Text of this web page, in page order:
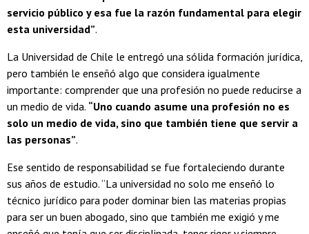
servicio público y esa fue la razón fundamental para elegir
esta universidad”.
La Universidad de Chile le entregó una sólida formación jurídica,
pero también le enseñó algo que considera igualmente
importante: comprender que una profesión no puede reducirse a
un medio de vida. “Uno cuando asume una profesión no es
solo un medio de vida, sino que también tiene que servir a
las personas”.
Ese sentido de responsabilidad se fue fortaleciendo durante
sus años de estudio. “La universidad no solo me enseñó lo
técnico jurídico para poder dominar bien las materias propias
para ser un buen abogado, sino que también me exigió y me